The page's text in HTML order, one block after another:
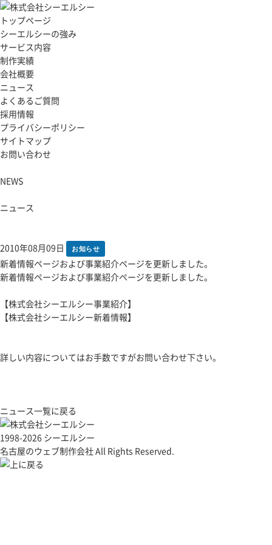
トップページ
シーエルシーの強み
サービス内容
制作実績
会社概要
ニュース
よくあるご質問
採用情報
プライバシーポリシー
サイトマップ
お問い合わせ
NEWS
ニュース
2010年08月09日 お知らせ
新着情報ページおよび事業紹介ページを更新しました。
新着情報ページおよび事業紹介ページを更新しました。
【株式会社シーエルシー事業紹介】
【株式会社シーエルシー新着情報】
詳しい内容についてはお手数ですがお問い合わせ下さい。
ニュース一覧に戻る
1998-2026 シーエルシー
名古屋のウェブ制作会社 All Rights Reserved.